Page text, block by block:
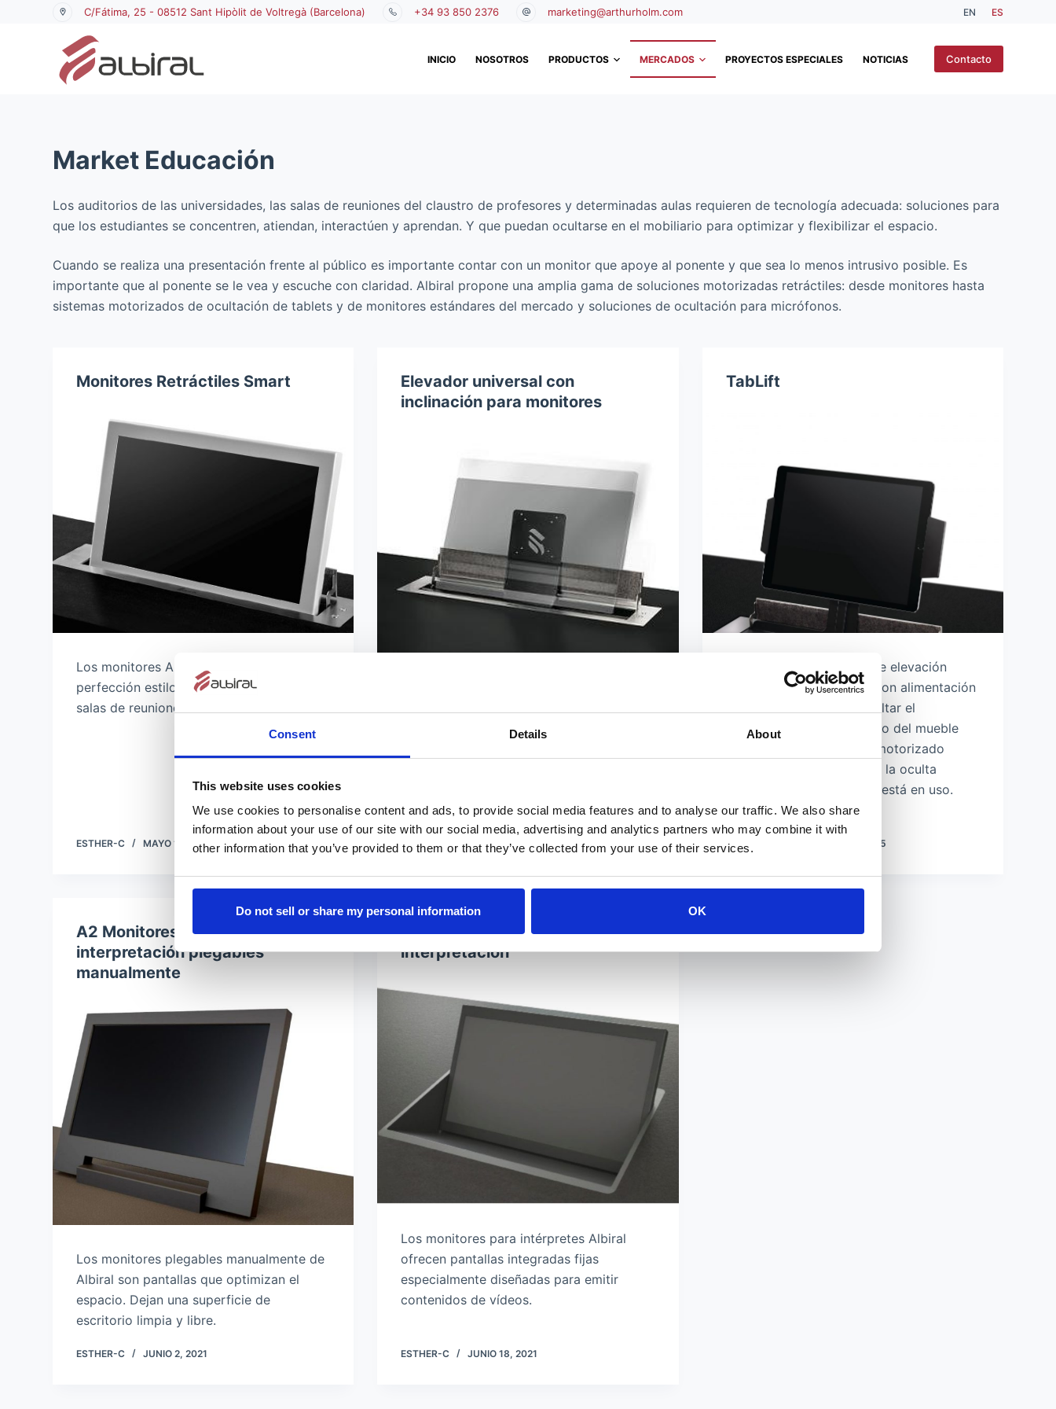
Consent Details About
This website uses cookies
We use cookies to personalise content and ads, to provide social media features and to analyse our traffic. We also share
information about your use of our site with our social media, advertising and analytics partners who may combine it with
other information that you’ve provided to them or that they’ve collected from your use of their services.
Do not sell or share my personal information OK
C/Fátima, 25 - 08512 Sant Hipòlit de Voltregà (Barcelona) +34 93 850 2376 marketing@arthurholm.com EN ES
INICIO NOSOTROS PRODUCTOS MERCADOS PROYECTOS ESPECIALES NOTICIAS Contacto
Market Educación
Los auditorios de las universidades, las salas de reuniones del claustro de profesores y determinadas aulas requieren de tecnología adecuada: soluciones para
que los estudiantes se concentren, atiendan, interactúen y aprendan. Y que puedan ocultarse en el mobiliario para optimizar y flexibilizar el espacio.
Cuando se realiza una presentación frente al público es importante contar con un monitor que apoye al ponente y que sea lo menos intrusivo posible. Es
importante que al ponente se le vea y escuche con claridad. Albiral propone una amplia gama de soluciones motorizadas retráctiles: desde monitores hasta
sistemas motorizados de ocultación de tablets y de monitores estándares del mercado y soluciones de ocultación para micrófonos.
Monitores Retráctiles Smart
Los monitores Albiral Smart combinan a la
perfección estilo y tecnología para crear
salas de reuniones y conferencias únicas.
ESTHER-C MAYO 13, 2021
Elevador universal con
inclinación para monitores
monitores standard VESA de 15" a 24".
FABIEN MAYO 14, 2021
TabLift
El TabLift es un sistema de elevación
motorizado para tablets con alimentación
opcional, que permite ocultar el
dispositivo personal dentro del mueble
gracias a su movimiento motorizado
silencioso y armónico que la oculta
discretamente cuando no está en uso.
La…
ESTHER-C NOVIEMBRE 6, 2025
A2 Monitores Albiral para
interpretación plegables
manualmente
Los monitores plegables manualmente de
Albiral son pantallas que optimizan el
espacio. Dejan una superficie de
escritorio limpia y libre.
ESTHER-C JUNIO 2, 2021
Monitores fijos para
interpretación
Los monitores para intérpretes Albiral
ofrecen pantallas integradas fijas
especialmente diseñadas para emitir
contenidos de vídeos.
ESTHER-C JUNIO 18, 2021